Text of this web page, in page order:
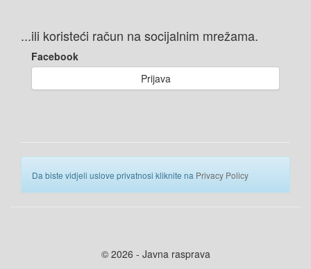
...ili koristeći račun na socijalnim mrežama.
Facebook
Prijava
Da biste vidjeli uslove privatnosi kliknite na Privacy Policy
© 2026 - Javna rasprava